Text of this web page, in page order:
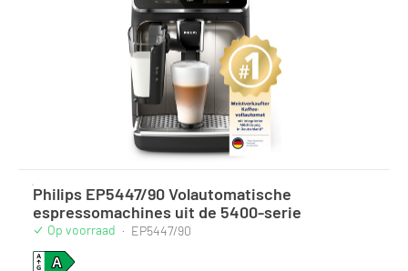
Philips EP5447/90 Volautomatische
espressomachines uit de 5400-serie
Op voorraad · EP5447/90